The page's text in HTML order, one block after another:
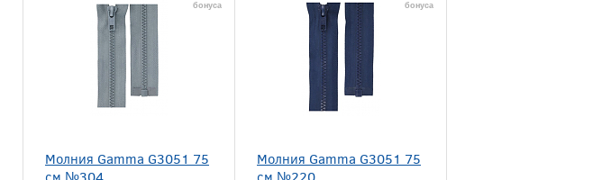
бонуса
Молния Gamma G3051 75
см №304
бонуса
Молния Gamma G3051 75
см №220